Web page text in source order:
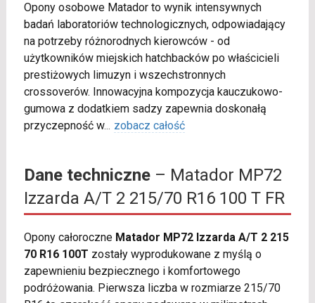
Opony osobowe Matador to wynik intensywnych
badań laboratoriów technologicznych, odpowiadający
na potrzeby różnorodnych kierowców - od
użytkowników miejskich hatchbacków po właścicieli
prestiżowych limuzyn i wszechstronnych
crossoverów. Innowacyjna kompozycja kauczukowo-
gumowa z dodatkiem sadzy zapewnia doskonałą
przyczepność w... zobacz całość
Dane techniczne– Matador MP72
Izzarda A/T 2 215/70 R16 100 T FR
Opony całoroczne Matador MP72 Izzarda A/T 2 215
70 R16 100T zostały wyprodukowane z myślą o
zapewnieniu bezpiecznego i komfortowego
podróżowania. Pierwsza liczba w rozmiarze 215/70